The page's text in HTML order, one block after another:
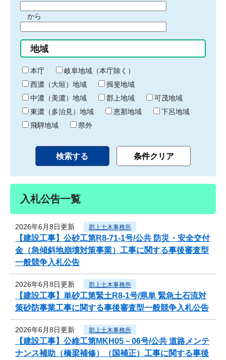
間
始
り
から
間
終
わ
り
地域
本庁
岐阜地域（本庁除く）
西濃（大垣）地域
揖斐地域
中濃（美濃）地域
郡上地域
可茂地域
東濃（多治見）地域
恵那地域
下呂地域
飛騨地域
県外
入札公告一覧
2026年6月8日更新 郡上土木事務所
【建設工事】公砂工第R8-71-1号/公共 防災・安全交付
金（急傾斜地崩壊対策事業）工事に関する事後審査型
一般競争入札公告
2026年6月8日更新 郡上土木事務所
【建設工事】単砂工第緊土R8-1号/県単 緊急土石流対
策砂防事業工事に関する事後審査型一般競争入札公告
2026年6月8日更新 郡上土木事務所
【建設工事】公維工第MKH05－06号/公共 道路メンテ
ナンス補助（橋梁補修）（国補正）工事に関する事後